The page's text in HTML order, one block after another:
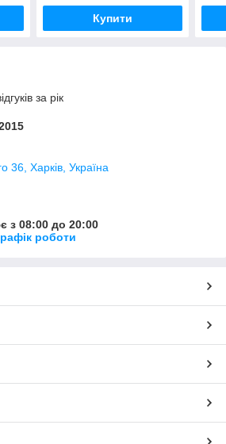
Купити
за рік
36, Харків, Україна
з 08:00 до 20:00
роботи